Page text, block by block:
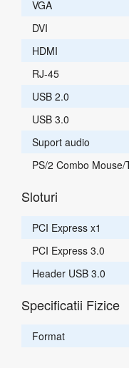
VGA
DVI
HDMI
RJ-45
USB 2.0
USB 3.0
Suport audio
PS/2 Combo Mouse/
Sloturi
PCI Express x1
PCI Express 3.0
Header USB 3.0
Specificatii Fizice
Format